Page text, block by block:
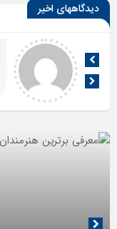
دیدگاههای اخیر